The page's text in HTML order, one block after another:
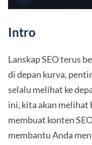
Intro
Lanskap SEO terus
di depan kurva,
selalu melihat ke
ini, kita akan melihat
membuat konten
membantu Anda